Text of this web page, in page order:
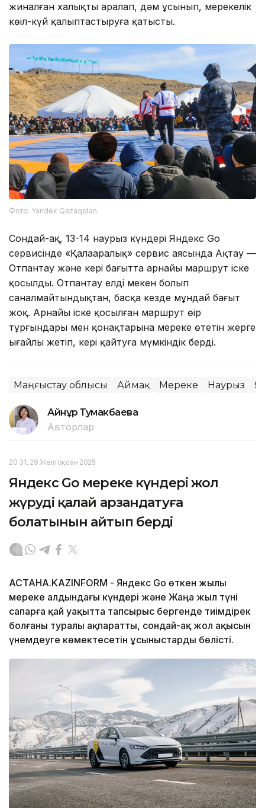
жиналған халықты аралап, дәм ұсынып, мерекелік
көңіл-күй қалыптастыруға қатысты.
Фото: Yandex Qazaqstan
Сондай-ақ, 13-14 наурыз күндері Яндекс Go
сервисінде «Қалааралық» сервис аясында Ақтау —
Отпантау және кері бағытта арнайы маршрут іске
қосылды. Отпантау елді мекен болып
саналмайтындықтан, басқа кезде мұндай бағыт
жоқ. Арнайы іске қосылған маршрут өңір
тұрғындары мен қонақтарына мереке өтетін жерге
ыңғайлы жетіп, кері қайтуға мүмкіндік берді.
Маңғыстау облысы Аймақ Мереке Наурыз
Айнұр Тумакбаева
Авторлар
20:31, 29 Желтоқсан 2025
Яндекс Go мереке күндері жол
жүруді қалай арзандатуға
болатынын айтып берді
АСТАНА.KAZINFORM - Яндекс Go өткен жылы
мереке алдындағы күндері және Жаңа жыл түні
сапарға қай уақытта тапсырыс бергенде тиімдірек
болғаны туралы ақпаратты, сондай-ақ жол ақысын
үнемдеуге көмектесетін ұсыныстарды бөлісті.